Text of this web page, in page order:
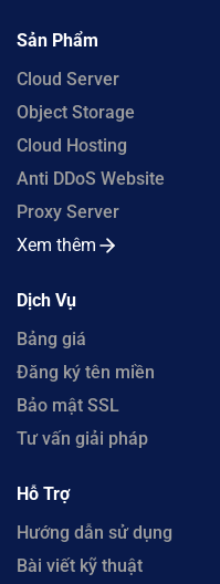
Sản Phẩm
Cloud Server
Object Storage
Cloud Hosting
Anti DDoS Website
Proxy Server
Xem thêm
Dịch Vụ
Bảng giá
Đăng ký tên miền
Bảo mật SSL
Tư vấn giải pháp
Hỗ Trợ
Hướng dẫn sử dụng
Bài viết kỹ thuật